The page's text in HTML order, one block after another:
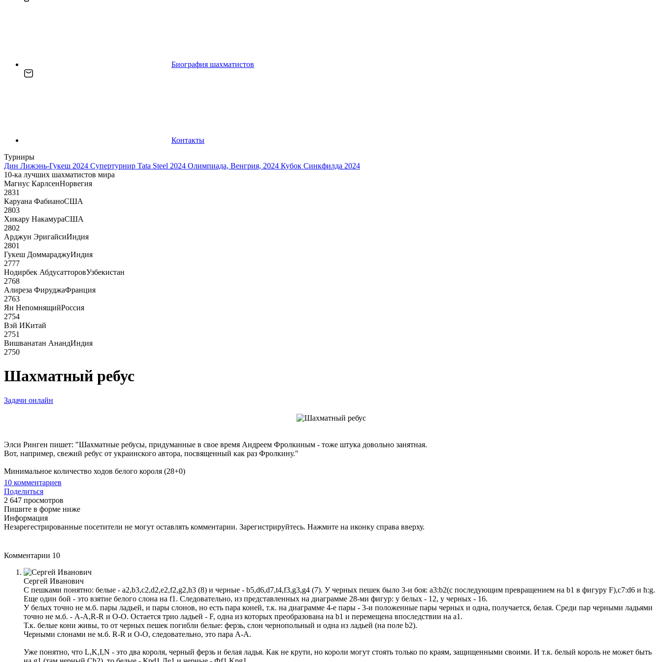
Биография шахматистов
Контакты
Турниры
Дин Лижэнь-Гукеш 2024 Супертурнир Tata Steel 2024 Олимпиада, Венгрия, 2024 Кубок Синкфилда 2024
10-ка лучших шахматистов мира
Магнус КарлсенНорвегия
2831
Каруана ФабианоСША
2803
Хикару НакамураСША
2802
Арджун ЭригайсиИндия
2801
Гукеш ДоммараджуИндия
2777
Нодирбек АбдусатторовУзбекистан
2768
Алиреза ФируджаФранция
2763
Ян НепомнящийРоссия
2754
Вэй ИКитай
2751
Вишванатан АнандИндия
2750
Шахматный ребус
Задачи онлайн
Элси Ринген пишет: "Шахматные ребусы, придуманные в свое время Андреем Фролкиным - тоже штука довольно занятная.
Вот, например, свежий ребус от украинского автора, посвященный как раз Фролкину."
Минимальное количество ходов белого короля (28+0)
10 комментариев
Поделиться
2 647 просмотров
Пишите в форме ниже
Информация
Незарегестрированные посетители не могут оставлять комментарии. Зарегистрируйтесь. Нажмите на иконку справа вверху.
Комментарии 10
Сергей Иванович
С пешками понятно: белые - a2,b3,c2,d2,e2,f2,g2,h3 (8) и черные - b5,d6,d7,t4,f3,g3,g4 (7). У черных пешек было 3-и боя: a3:b2(с последующим превращением на b1 в фигуру F),c7:d6 и h:g.
Еще один бой - это взятие белого слона на f1. Следовательно, из представленных на диаграмме 28-ми фигур: у белых - 12, у черных - 16.
У белых точно не м.б. пары ладьей, и пары слонов, но есть пара коней, т.к. на диаграмме 4-е пары - 3-и положенные пары черных и одна, получается, белая. Среди пар черными ладьями
точно не м.б. - A-A,R-R и O-O. Остается трио ладьей - F, одна из которых преобразована на b1 и перемещена впоследствии на а1.
Т.к. белые кони живы, то от черных пешек погибли белые: ферзь, слон чернопольный и одна из ладьей (на поле b2).
Черными слонами не м.б. R-R и O-O, следовательно, это пара А-А.
Уже понятно, что L,K,I,N - это два короля, черный ферзь и белая ладья. Как не крути, но короли могут стоять только по краям, защищенными своими. И т.к. белый король не может быть